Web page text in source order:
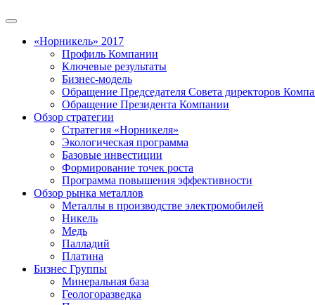
«Норникель» 2017
Профиль Компании
Ключевые результаты
Бизнес-модель
Обращение Председателя Совета директоров
Обращение Президента Компании
Обзор стратегии
Стратегия «Норникеля»
Экологическая программа
Базовые инвестиции
Формирование точек роста
Программа повышения эффективности
Обзор рынка металлов
Металлы в производстве электромобилей
Никель
Медь
Палладий
Платина
Бизнес Группы
Минеральная база
Геологоразведка